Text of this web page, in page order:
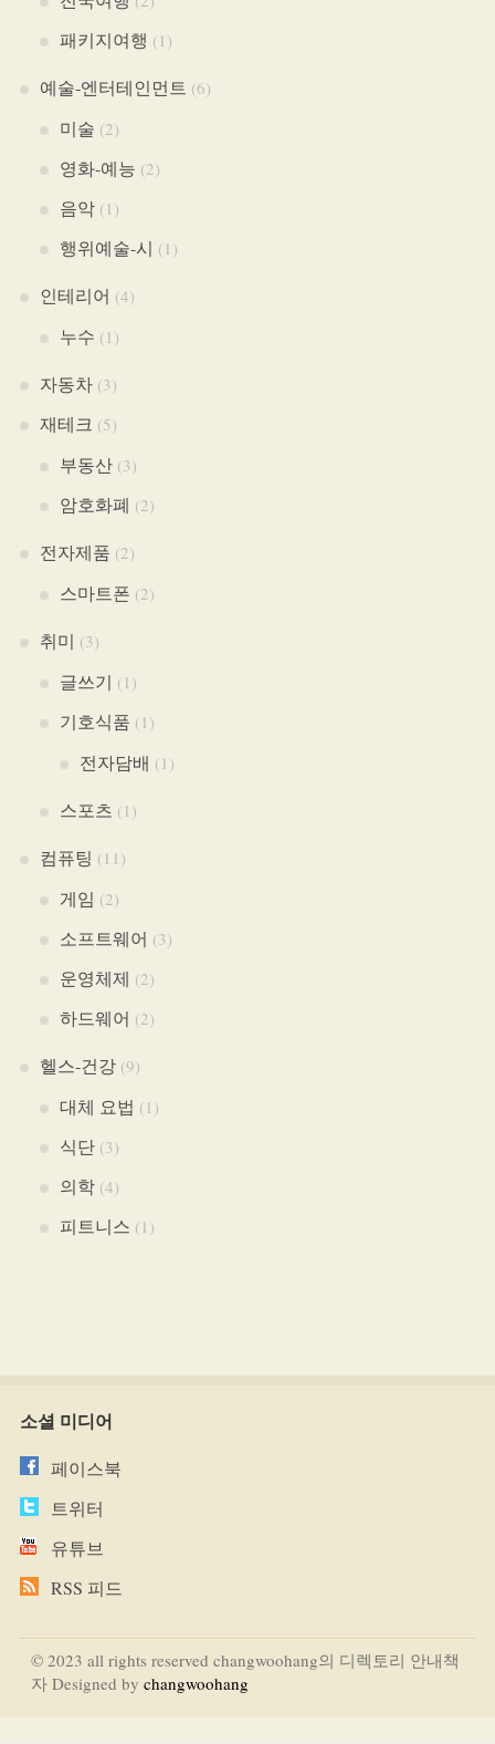
패키지여행 (1)
예술-엔터테인먼트 (6)
미술 (2)
영화-예능 (2)
음악(1)
행위예술-시 (1)
인테리어 (4)
누수 (1)
자동차(3)
재테크 (5)
부동산(3)
암호화폐 (2)
전자제품 (2)
스마트폰 (2)
취미 (3)
글쓰기 (1)
기호식품 (1)
전자담배 (1)
스포츠 (1)
컴퓨팅 (11)
게임 (2)
소프트웨어 (3)
운영체제 (2)
하드웨어 (2)
헬스-건강(9)
대체 요법 (1)
식단(3)
의학(4)
피트니스 (1)
소셜 미디어
페이스북
트위터
유튜브
RSS 피드
© 2023 all rights reserved changwoohang의 디렉토리 안내책
자 Designed by changwoohang